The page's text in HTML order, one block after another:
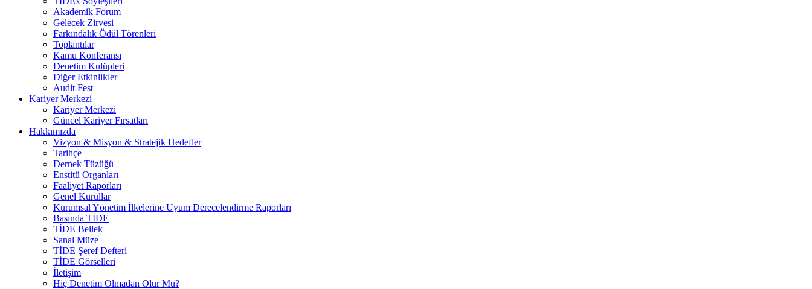
Akademik Forum
Gelecek Zirvesi
Farkındalık Ödül Törenleri
Toplantılar
Kamu Konferansı
Denetim Kulüpleri
Diğer Etkinlikler
Audit Fest
Kariyer Merkezi
Kariyer Merkezi
Güncel Kariyer Fırsatları
Hakkımızda
Vizyon & Misyon & Stratejik Hedefler
Tarihçe
Dernek Tüzüğü
Enstitü Organları
Faaliyet Raporları
Genel Kurullar
Kurumsal Yönetim İlkelerine Uyum Derecelendirme Raporları
Basında TİDE
TİDE Bellek
Sanal Müze
TİDE Şeref Defteri
TİDE Görselleri
İletişim
Hiç Denetim Olmadan Olur Mu?